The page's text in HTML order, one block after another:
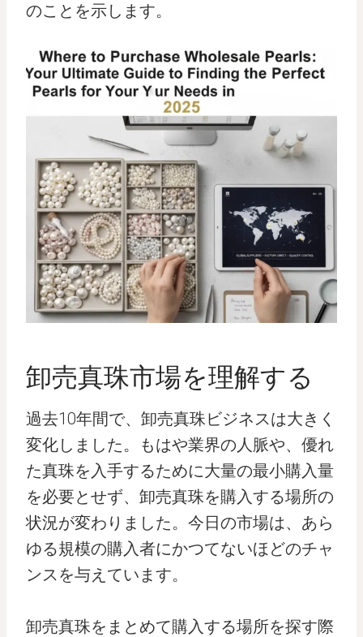
のことを示します。
卸売真珠市場を理解する
過去10年間で、卸売真珠ビジネスは大きく
変化しました。もはや業界の人脈や、優れ
た真珠を入手するために大量の最小購入量
を必要とせず、卸売真珠を購入する場所の
状況が変わりました。今日の市場は、あら
ゆる規模の購入者にかつてないほどのチャ
ンスを与えています。
卸売真珠をまとめて購入する場所を探す際